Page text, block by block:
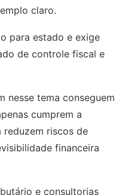
claro.
para estado e exige
de controle fiscal e
nesse tema conseguem
cumprem a
reduzem riscos de
financeira
e consultorias